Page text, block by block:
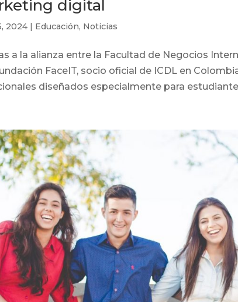
digital
2024 | Educación, Noticias
a la alianza entre la Facultad de Negocios
FaceIT, socio oficial de ICDL en
diseñados especialmente para